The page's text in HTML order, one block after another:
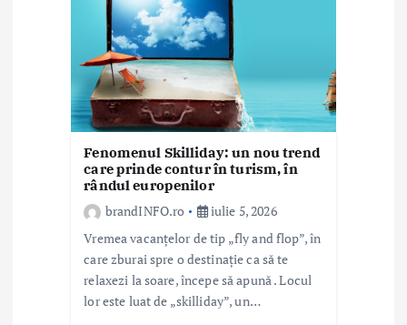
Fenomenul Skilliday: un nou trend
care prinde contur în turism, în
rândul europenilor
brandINFO.ro
iulie 5, 2026
Vremea vacanțelor de tip „fly and flop”, în
care zburai spre o destinație ca să te
relaxezi la soare, începe să apună . Locul
lor este luat de „skilliday”, un…